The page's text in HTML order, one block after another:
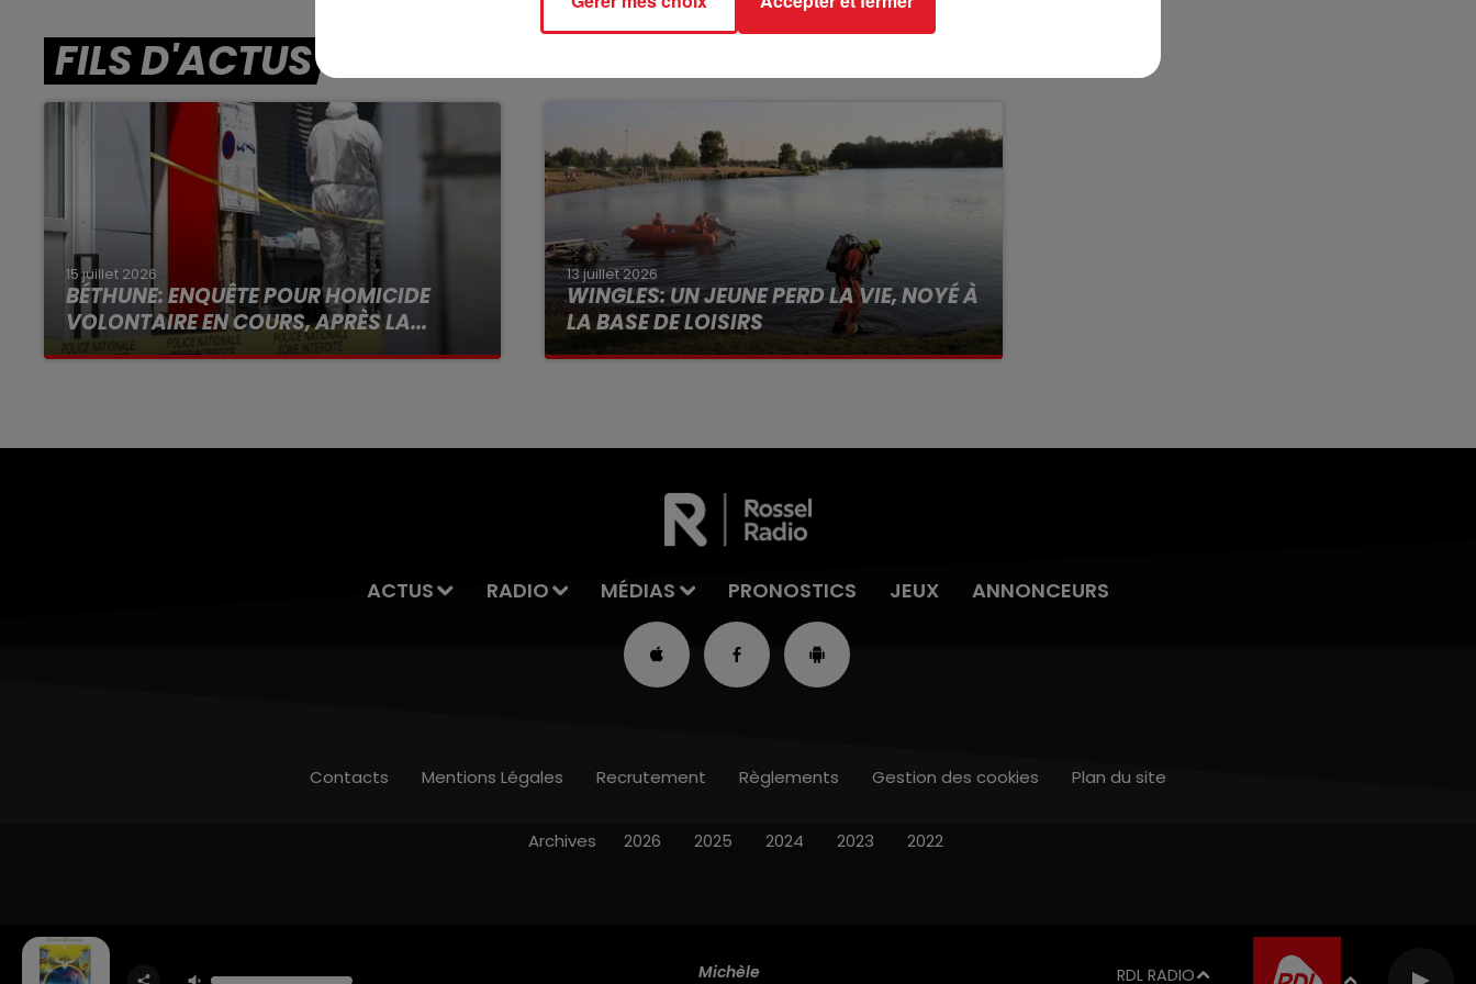
FILS D'ACTUS
15 juillet 2026
BÉTHUNE: ENQUÊTE POUR HOMICIDE
VOLONTAIRE EN COURS, APRÈS LA...
Selon les premiers éléments, le logement
13 juillet 2026
WINGLES: UN JEUNE PERD LA VIE, NOYÉ À
LA BASE DE LOISIRS
La victime a coulé à pic
ACTUS RADIO MÉDIAS PRONOSTICS JEUX ANNONCEURS
Michèle RDL RADIO
Contacts Mentions Légales Recrutement Règlements Gestion des cookies Plan du site
Archives 2026 2025 2024 2023 2022